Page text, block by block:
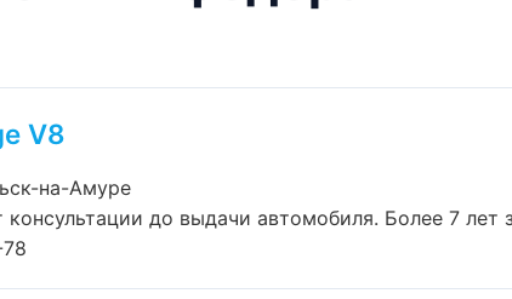
V8
на-Амуре
до выдачи автомобиля. Более 7 лет